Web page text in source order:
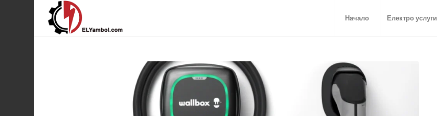
Начало Електро услуги